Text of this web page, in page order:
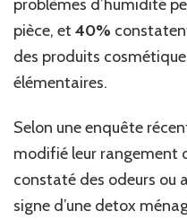
problèmes d’humidité
pièce, et 40%
des produits
élémentaires.
Selon une enquête
modifié leur rangement
constaté des odeurs ou
signe d’une detox